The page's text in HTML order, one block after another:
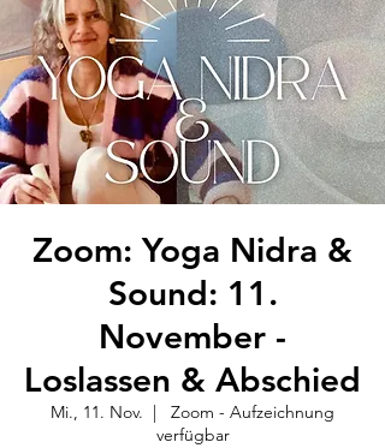
Zoom: Yoga Nidra &
Sound: 11.
November -
Loslassen & Abschied
Mi., 11. Nov.
Zoom - Aufzeichnung
verfügbar